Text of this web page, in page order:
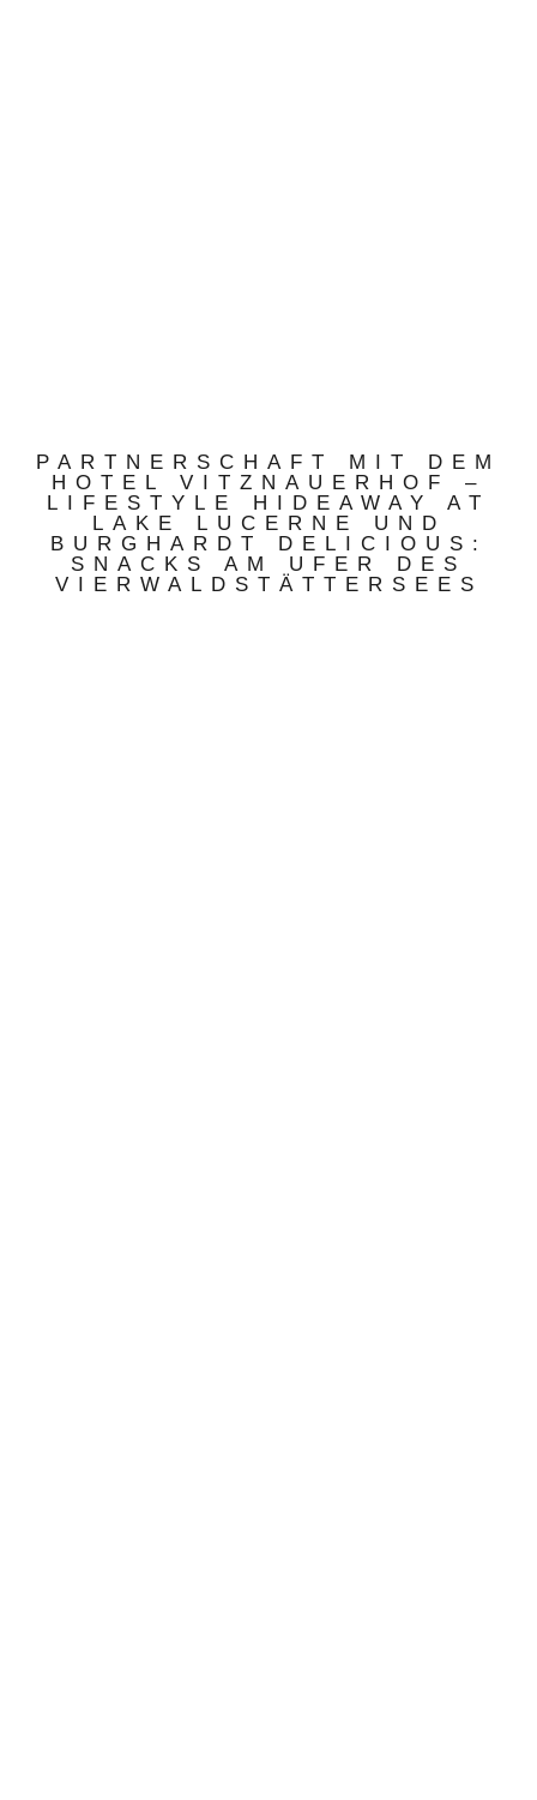
PARTNERSCHAFT MIT DEM
HOTEL VITZNAUERHOF –
LIFESTYLE HIDEAWAY AT
LAKE LUCERNE UND
BURGHARDT DELICIOUS:
SNACKS AM UFER DES
VIERWALDSTÄTTERSEES